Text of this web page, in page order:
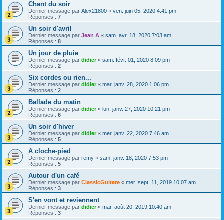
Chant du soir
Dernier message par Alex21800 « ven. juin 05, 2020 4:41 pm
Réponses : 7
Un soir d'avril
Dernier message par Jean A « sam. avr. 18, 2020 7:03 am
Réponses : 8
Un jour de pluie
Dernier message par didier« sam. févr. 01, 2020 8:09 pm
Réponses : 2
Six cordes ou rien...
Dernier message par didier« mar. janv. 28, 2020 1:06 pm
Réponses : 2
Ballade du matin
Dernier message par didier« lun. janv. 27, 2020 10:21 pm
Réponses : 6
Un soir d'hiver
Dernier message par didier« mer. janv. 22, 2020 7:46 am
Réponses : 5
A cloche-pied
Dernier message par remy « sam. janv. 18, 2020 7:53 pm
Réponses : 5
Autour d'un café
Dernier message par ClassicGuitare « mer. sept. 11, 2019 10:07 am
Réponses : 3
S'en vont et reviennent
Dernier message par didier« mar. août 20, 2019 10:40 am
Réponses : 3